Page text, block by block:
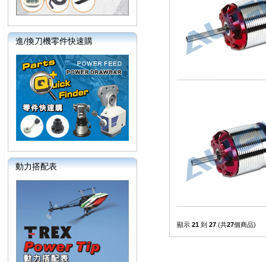
進/換刀機零件快速購
動力搭配表
顯示 21 到 27 (共27個商品)